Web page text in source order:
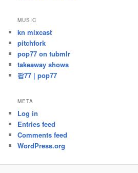
MUSIC
kn mixcast
pitchfork
pop77 on tubmlr
takeaway shows
팝77 | pop77
META
Log in
Entries feed
Comments feed
WordPress.org